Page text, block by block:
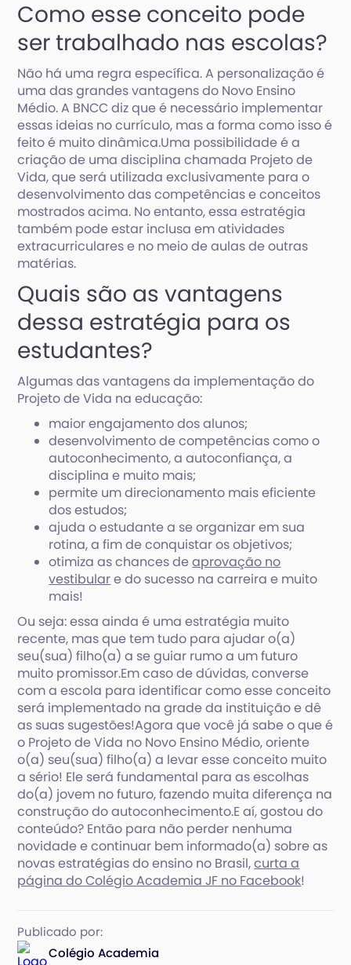
Como esse conceito pode
ser trabalhado nas escolas?
Não há uma regra específica. A personalização é
uma das grandes vantagens do Novo Ensino
Médio. A BNCC diz que é necessário implementar
essas ideias no currículo, mas a forma como isso é
feito é muito dinâmica.Uma possibilidade é a
criação de uma disciplina chamada Projeto de
Vida, que será utilizada exclusivamente para o
desenvolvimento das competências e conceitos
mostrados acima. No entanto, essa estratégia
também pode estar inclusa em atividades
extracurriculares e no meio de aulas de outras
matérias.
Quais são as vantagens
dessa estratégia para os
estudantes?
Algumas das vantagens da implementação do
Projeto de Vida na educação:
maior engajamento dos alunos;
desenvolvimento de competências como o
autoconhecimento, a autoconfiança, a
disciplina e muito mais;
permite um direcionamento mais eficiente
dos estudos;
ajuda o estudante a se organizar em sua
rotina, a fim de conquistar os objetivos;
otimiza as chances deaprovação no
vestibulare do sucesso na carreira e muito
mais!
Ou seja: essa ainda é uma estratégia muito
recente, mas que tem tudo para ajudar o(a)
seu(sua) filho(a) a se guiar rumo a um futuro
muito promissor.Em caso de dúvidas, converse
com a escola para identificar como esse conceito
será implementado na grade da instituição e dê
as suas sugestões!Agora que você já sabe o que é
o Projeto de Vida no Novo Ensino Médio, oriente
o(a) seu(sua) filho(a) a levar esse conceito muito
a sério! Ele será fundamental para as escolhas
do(a) jovem no futuro, fazendo muita diferença na
construção do autoconhecimento.E aí, gostou do
conteúdo? Então para não perder nenhuma
novidade e continuar bem informado(a) sobre as
novas estratégias do ensino no Brasil,curta a
página do Colégio Academia JF no Facebook!
Publicado por:
Colégio Academia